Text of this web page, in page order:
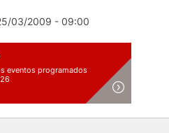
03/2009 - 09:00
eventos programados